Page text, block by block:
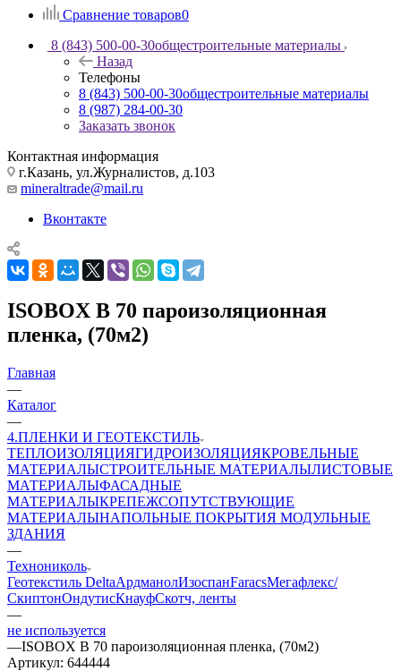
Сравнение товаров0
8 (843) 500-00-30общестроительные материалы
Назад
Телефоны
8 (843) 500-00-30общестроительные материалы
8 (987) 284-00-30
Заказать звонок
Контактная информация
г.Казань, ул.Журналистов, д.103
mineraltrade@mail.ru
Вконтакте
ISOBOX B 70 пароизоляционная
пленка, (70м2)
Главная
—
Каталог
—
4.ПЛЕНКИ И ГЕОТЕКСТИЛЬ
ТЕПЛОИЗОЛЯЦИЯГИДРОИЗОЛЯЦИЯКРОВЕЛЬНЫЕ
МАТЕРИАЛЫСТРОИТЕЛЬНЫЕ МАТЕРИАЛЫЛИСТОВЫЕ
МАТЕРИАЛЫФАСАДНЫЕ
МАТЕРИАЛЫКРЕПЕЖСОПУТСТВУЮЩИЕ
МАТЕРИАЛЫНАПОЛЬНЫЕ ПОКРЫТИЯ МОДУЛЬНЫЕ
ЗДАНИЯ
—
Технониколь
Геотекстиль DeltaАрдманолИзоспанFaracsМегафлекс/
СкиптонОндутисКнауфСкотч, ленты
—
не используется
—ISOBOX B 70 пароизоляционная пленка, (70м2)
Артикул: 644444